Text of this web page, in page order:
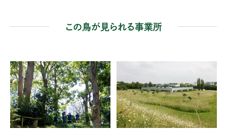
この鳥が見られる事業所